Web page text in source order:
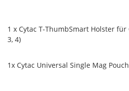
1 x Cytac T-ThumbSmart Holster für
3, 4)
1x Cytac Universal Single Mag Pouch